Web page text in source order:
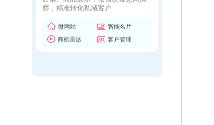
察，精准转化私域客户
微网站
智能名片
商机雷达
客户管理